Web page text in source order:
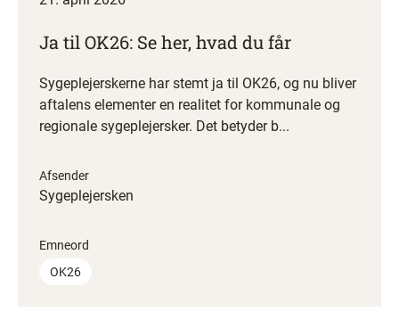
Ja til OK26: Se her, hvad du får
Sygeplejerskerne har stemt ja til OK26, og nu bliver
aftalens elementer en realitet for kommunale og
regionale sygeplejersker. Det betyder b...
Afsender
Sygeplejersken
Emneord
OK26